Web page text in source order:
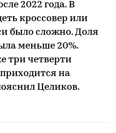
2022 года. В
кроссовер или
было сложно. Доля
меньше 20%.
три четверти
на
Целиков.